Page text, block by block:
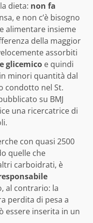
dieta: non fa
e non c’è bisogno
alimentare insieme
della maggior
assorbiti
glicemico e quindi
minori quantità dal
condotto nel St.
su BMJ
una ricercatrice di
con quasi 2500
quelle che
carboidrati, è
al contrario: la
perdita di pesa a
essere inserita in un